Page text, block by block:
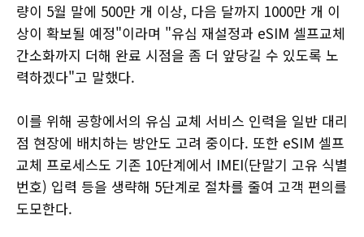
량이 5월 말에 500만 개 이상, 다음 달까지 1000만 개 이
상이 확보될 예정"이라며 "유심 재설정과 eSIM 셀프교체
간소화까지 더해 완료 시점을 좀 더 앞당길 수 있도록 노
력하겠다"고 말했다.
이를 위해 공항에서의 유심 교체 서비스 인력을 일반 대리
점 현장에 배치하는 방안도 고려 중이다. 또한 eSIM 셀프
교체 프로세스도 기존 10단계에서 IMEI(단말기 고유 식별
번호) 입력 등을 생략해 5단계로 절차를 줄여 고객 편의를
도모한다.